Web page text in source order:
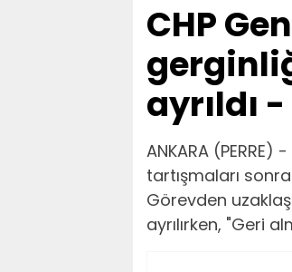
CHP
ayrıldı
ANKARA
tartışmaları
Görevden
ayrılırken, "Geri